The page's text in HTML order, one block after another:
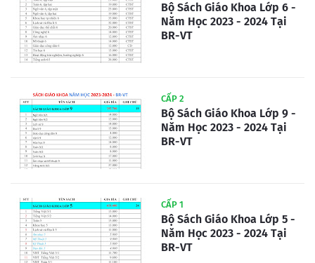
Bộ Sách Giáo Khoa Lớp 6 -
Năm Học 2023 - 2024 Tại
BR-VT
CẤP 2
Bộ Sách Giáo Khoa Lớp 9 -
Năm Học 2023 - 2024 Tại
BR-VT
CẤP 1
Bộ Sách Giáo Khoa Lớp 5 -
Năm Học 2023 - 2024 Tại
BR-VT